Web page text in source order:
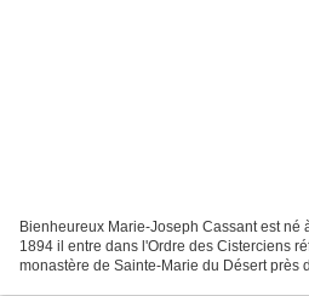
Bienheureux Marie-Joseph Cassant est né
1894 il entre dans l'Ordre des Cisterciens
monastère de Sainte-Marie du Désert près